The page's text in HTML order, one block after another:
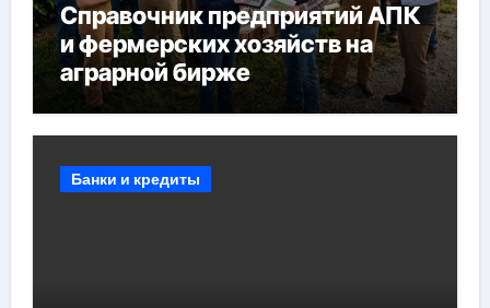
Справочник предприятий АПК
и фермерских хозяйств на
аграрной бирже
Банки и кредиты